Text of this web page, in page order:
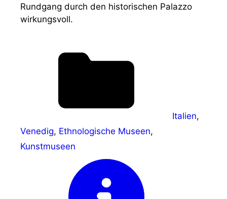
Rundgang durch den historischen Palazzo
wirkungsvoll.
Italien,
Venedig, Ethnologische Museen,
Kunstmuseen